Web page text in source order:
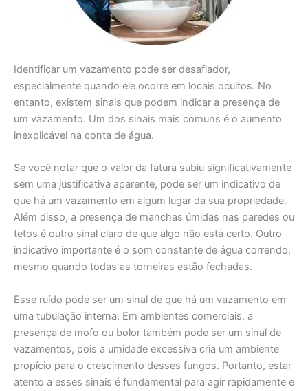
Identificar um vazamento pode ser desafiador,
especialmente quando ele ocorre em locais ocultos. No
entanto, existem sinais que podem indicar a presença de
um vazamento. Um dos sinais mais comuns é o aumento
inexplicável na conta de água.
Se você notar que o valor da fatura subiu significativamente
sem uma justificativa aparente, pode ser um indicativo de
que há um vazamento em algum lugar da sua propriedade.
Além disso, a presença de manchas úmidas nas paredes ou
tetos é outro sinal claro de que algo não está certo. Outro
indicativo importante é o som constante de água correndo,
mesmo quando todas as torneiras estão fechadas.
Esse ruído pode ser um sinal de que há um vazamento em
uma tubulação interna. Em ambientes comerciais, a
presença de mofo ou bolor também pode ser um sinal de
vazamentos, pois a umidade excessiva cria um ambiente
propício para o crescimento desses fungos. Portanto, estar
atento a esses sinais é fundamental para agir rapidamente e